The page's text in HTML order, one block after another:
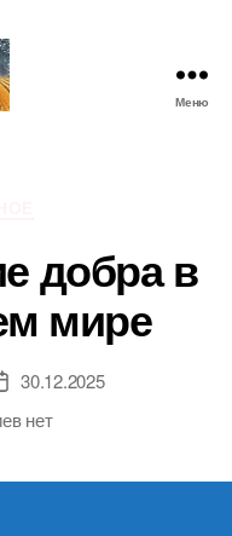
Меню
добра в
мире
30.12.2025
к
нет